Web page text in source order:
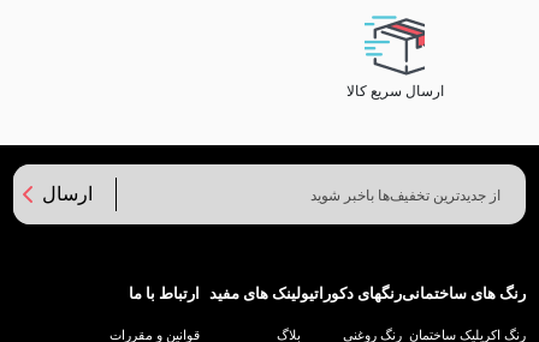
ارسال سریع کالا
ارسال
رنگ های ساختمانی
رنگ اکریلیک ساختمان
رنگهای دکوراتیو
رنگ روغنی
لینک های مفید
بلاگ
ارتباط با ما
قوانین و مقررات